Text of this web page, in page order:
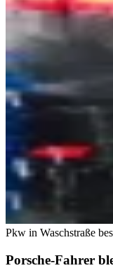
Pkw in Waschstraße
Porsche-Fahrer